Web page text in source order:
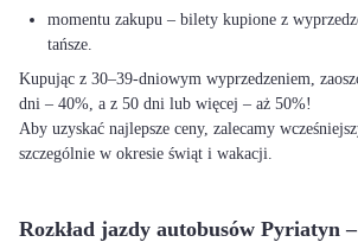
momentu zakupu – bilety kupione z
tańsze.
Kupując z 30–39-dniowym wyprzedzeniem,
dni – 40%, a z 50 dni lub więcej – aż 50%!
Aby uzyskać najlepsze ceny, zalecamy
szczególnie w okresie świąt i wakacji.
Rozkład jazdy autobusów Pyriatyn